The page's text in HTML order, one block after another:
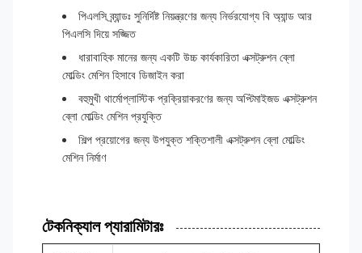
পিএলসি ব্র্যান্ডঃ সুনির্দিষ্ট নিয়ন্ত্রণের জন্য নির্ভরযোগ্য বি অ্যান্ড আর
পিএলসি দিয়ে সজ্জিত
ধারাবাহিক মানের জন্য একটি উচ্চ কার্যকারিতা এক্সট্রুশন ব্লো
মোল্ডিং মেশিন হিসাবে ডিজাইন করা
বহুমুখী থার্মোপ্লাস্টিক প্রক্রিয়াকরণের জন্য অপ্টিমাইজড এক্সট্রুশন
ব্লো মোল্ডিং মেশিন প্রযুক্তি
শিল্প প্রয়োগের জন্য উপযুক্ত শক্তিশালী এক্সট্রুশন ব্লো মোল্ডিং
মেশিন নির্মাণ
টেকনিক্যাল প্যারামিটারঃ